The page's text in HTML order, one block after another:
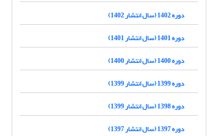
دوره 1402 (سال انتشار 1402)
دوره 1401 (سال انتشار 1401)
دوره 1400 (سال انتشار 1400)
دوره 1399 (سال انتشار 1399)
دوره 1398 (سال انتشار 1399)
دوره 1397 (سال انتشار 1397)